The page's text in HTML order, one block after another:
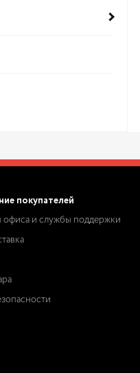
покупателей
офиса и службы поддержки